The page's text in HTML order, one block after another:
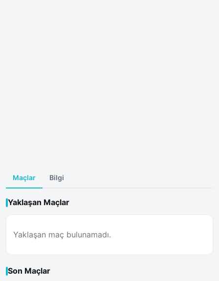
Maçlar Bilgi
Yaklaşan Maçlar
Yaklaşan maç bulunamadı.
Son Maçlar